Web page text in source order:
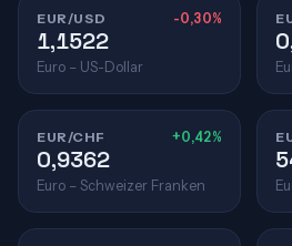
EUR/USD -0,30%
1,1522
Euro – US-Dollar
EUR/CHF +0,42%
0,9362
Euro – Schweizer Franken